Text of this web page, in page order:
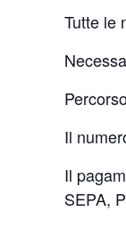
Tutte le
Il
Il
SEPA,